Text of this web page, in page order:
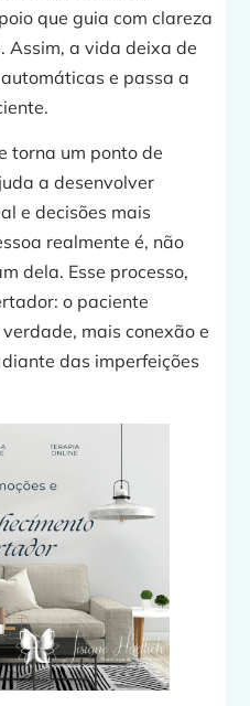
que guia com clareza
Assim, a vida deixa de
e passa a
torna um ponto de
a desenvolver
e decisões mais
realmente é, não
dela. Esse processo,
o paciente
mais conexão e
das imperfeições